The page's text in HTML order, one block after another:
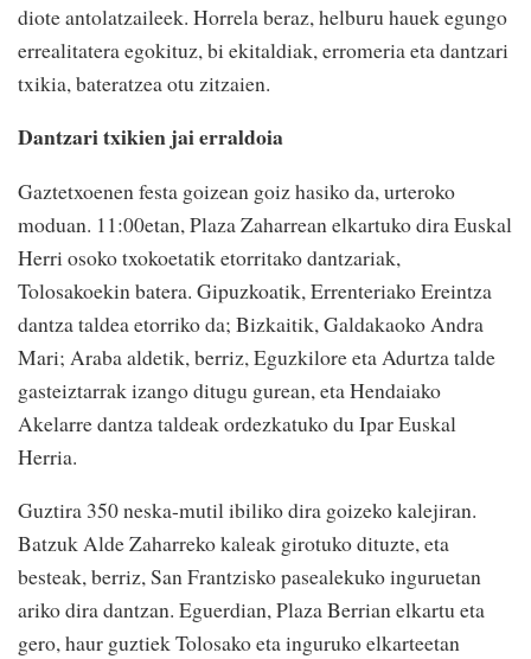
diote antolatzaileek. Horrela beraz, helburu hauek egungo
errealitatera egokituz, bi ekitaldiak, erromeria eta dantzari
txikia, bateratzea otu zitzaien.
Dantzari txikien jai erraldoia
Gaztetxoenen festa goizean goiz hasiko da, urteroko
moduan. 11:00etan, Plaza Zaharrean elkartuko dira Euskal
Herri osoko txokoetatik etorritako dantzariak,
Tolosakoekin batera. Gipuzkoatik, Errenteriako Ereintza
dantza taldea etorriko da; Bizkaitik, Galdakaoko Andra
Mari; Araba aldetik, berriz, Eguzkilore eta Adurtza talde
gasteiztarrak izango ditugu gurean, eta Hendaiako
Akelarre dantza taldeak ordezkatuko du Ipar Euskal
Herria.
Guztira 350 neska-mutil ibiliko dira goizeko kalejiran.
Batzuk Alde Zaharreko kaleak girotuko dituzte, eta
besteak, berriz, San Frantzisko pasealekuko inguruetan
ariko dira dantzan. Eguerdian, Plaza Berrian elkartu eta
gero, haur guztiek Tolosako eta inguruko elkarteetan